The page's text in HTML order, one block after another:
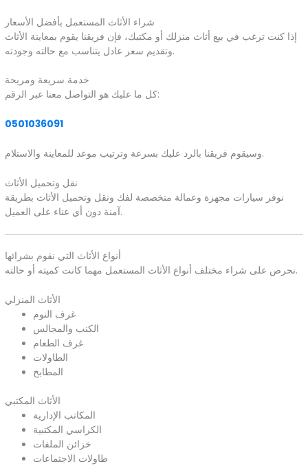
شراء الأثاث المستعمل بأفضل الأسعار
إذا كنت ترغب في بيع أثاث منزلك أو مكتبك، فإن فريقنا يقوم بمعاينة الأثاث
وتقديم سعر عادل يتناسب مع حالته وجودته.
خدمة سريعة ومريحة
كل ما عليك هو التواصل معنا عبر الرقم:
0501036091
وسيقوم فريقنا بالرد عليك بسرعة وترتيب موعد للمعاينة والاستلام.
نقل وتحميل الأثاث
نوفر سيارات مجهزة وعمالة متخصصة لفك ونقل وتحميل الأثاث بطريقة
آمنة دون أي عناء على العميل.
أنواع الأثاث التي نقوم بشرائها
نحرص على شراء مختلف أنواع الأثاث المستعمل مهما كانت كميته أو حالته.
الأثاث المنزلي
غرف النوم
الكنب والمجالس
غرف الطعام
الطاولات
المطابخ
الأثاث المكتبي
المكاتب الإدارية
الكراسي المكتبية
خزائن الملفات
طاولات الاجتماعات